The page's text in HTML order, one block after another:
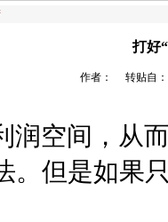
打好
作者： 转贴自：
空间，从
。但是如果